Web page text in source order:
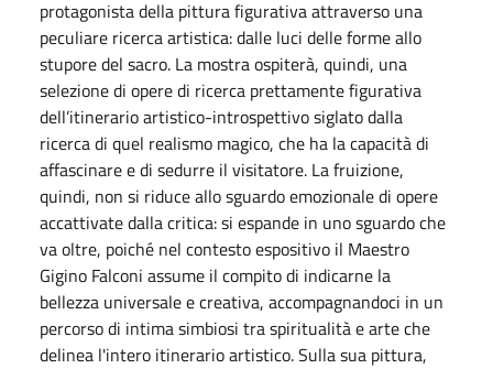
protagonista della pittura figurativa attraverso una
peculiare ricerca artistica: dalle luci delle forme allo
stupore del sacro. La mostra ospiterà, quindi, una
selezione di opere di ricerca prettamente figurativa
dell’itinerario artistico-introspettivo siglato dalla
ricerca di quel realismo magico, che ha la capacità di
affascinare e di sedurre il visitatore. La fruizione,
quindi, non si riduce allo sguardo emozionale di opere
accattivate dalla critica: si espande in uno sguardo che
va oltre, poiché nel contesto espositivo il Maestro
Gigino Falconi assume il compito di indicarne la
bellezza universale e creativa, accompagnandoci in un
percorso di intima simbiosi tra spiritualità e arte che
delinea l'intero itinerario artistico. Sulla sua pittura,